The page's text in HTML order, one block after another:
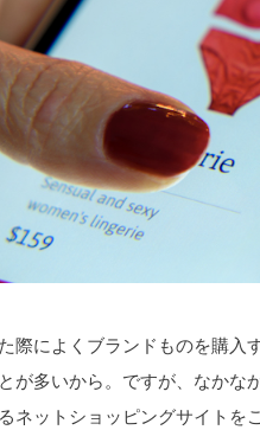
際によくブランドものを購入
が多いから。ですが、なか
ネットショッピングサイトを